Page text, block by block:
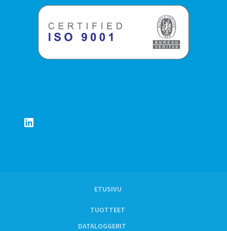
LinkedIn
ETUSIVU
TUOTTEET
DATALOGGERIT